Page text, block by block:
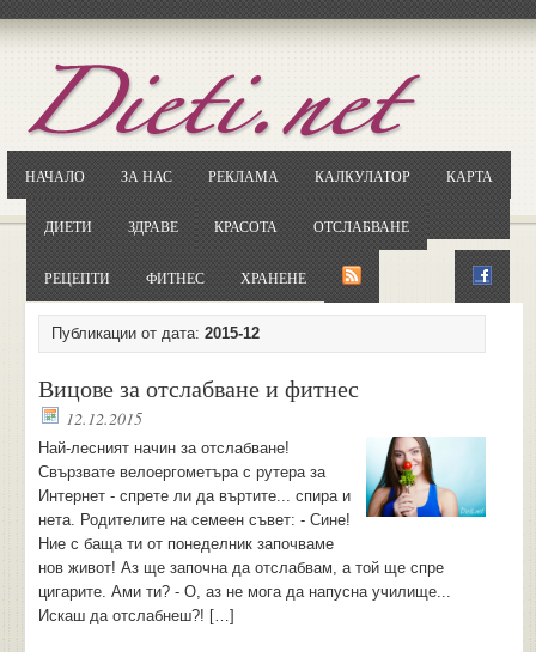
НАЧАЛО ЗА НАС РЕКЛАМА КАЛКУЛАТОР КАРТА
ДИЕТИ ЗДРАВЕ КРАСОТА ОТСЛАБВАНЕ
РЕЦЕПТИ ФИТНЕС ХРАНЕНЕ
Публикации от дата: 2015-12
Вицове за отслабване и фитнес
12.12.2015
Най-лесният начин за отслабване!
Свързвате велоергометъра с рутера за
Интернет - спрете ли да въртите... спира и
нета. Родителите на семеен съвет: - Сине!
Ние с баща ти от понеделник започваме
нов живот! Аз ще започна да отслабвам, а той ще спре
цигарите. Ами ти? - О, аз не мога да напусна училище...
Искаш да отслабнеш?! […]
ОтворетеGoogle.bg
Потърсете "Cloxy"
Кликнете на първия резултат
... и я въведете в полето: